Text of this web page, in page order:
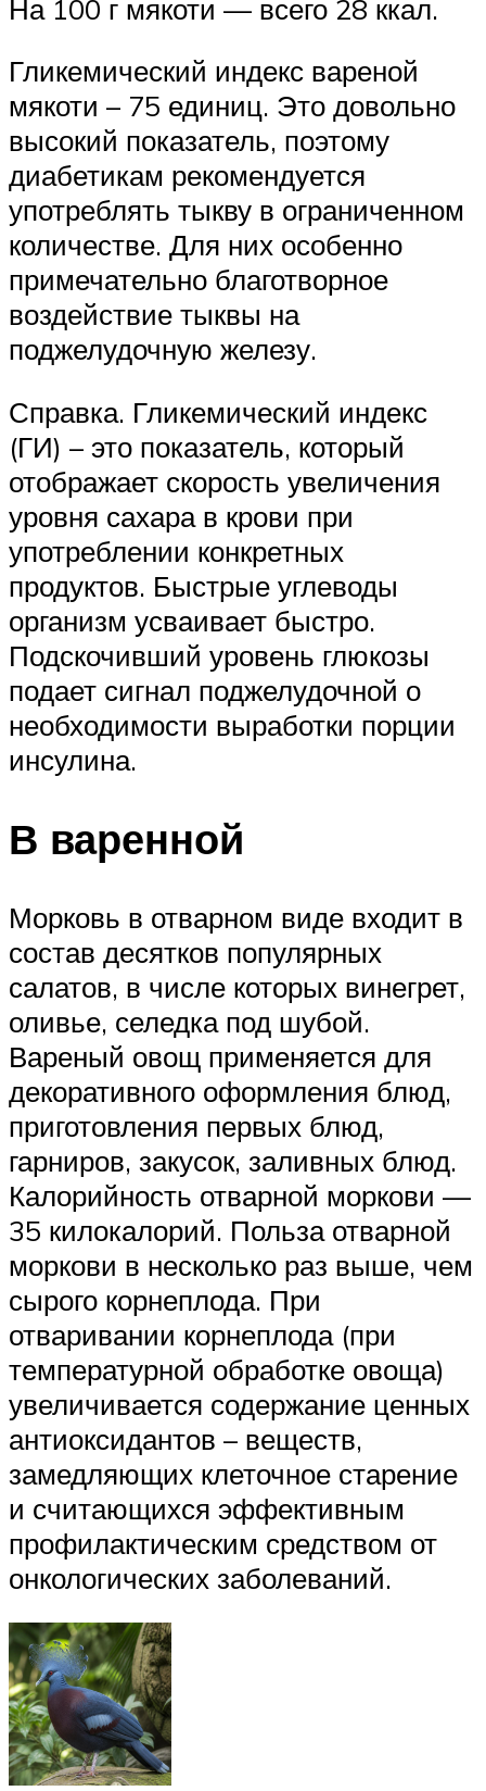
На 100 г мякоти — всего 28 ккал.
Гликемический индекс вареной
мякоти – 75 единиц. Это довольно
высокий показатель, поэтому
диабетикам рекомендуется
употреблять тыкву в ограниченном
количестве. Для них особенно
примечательно благотворное
воздействие тыквы на
поджелудочную железу.
Справка. Гликемический индекс
(ГИ) – это показатель, который
отображает скорость увеличения
уровня сахара в крови при
употреблении конкретных
продуктов. Быстрые углеводы
организм усваивает быстро.
Подскочивший уровень глюкозы
подает сигнал поджелудочной о
необходимости выработки порции
инсулина.
В варенной
Морковь в отварном виде входит в
состав десятков популярных
салатов, в числе которых винегрет,
оливье, селедка под шубой.
Вареный овощ применяется для
декоративного оформления блюд,
приготовления первых блюд,
гарниров, закусок, заливных блюд.
Калорийность отварной моркови —
35 килокалорий. Польза отварной
моркови в несколько раз выше, чем
сырого корнеплода. При
отваривании корнеплода (при
температурной обработке овоща)
увеличивается содержание ценных
антиоксидантов – веществ,
замедляющих клеточное старение
и считающихся эффективным
профилактическим средством от
онкологических заболеваний.